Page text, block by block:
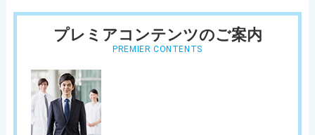
プレミアコンテンツのご案内
PREMIER CONTENTS